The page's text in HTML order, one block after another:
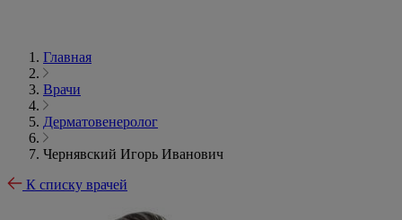
Главная
Врачи
Дерматовенеролог
Чернявский Игорь Иванович
К списку врачей